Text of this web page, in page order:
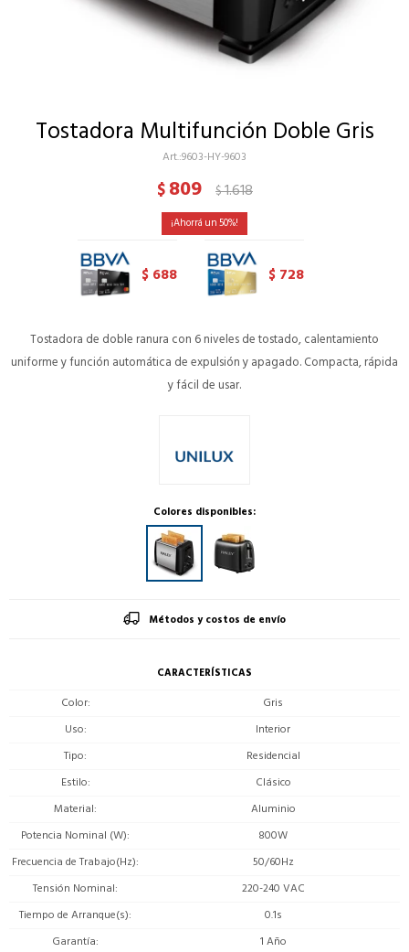
Tostadora Multifunción Doble Gris
9603-HY-9603
$809 $1.618
50
$ 688 $ 728
Tostadora de doble ranura con 6 niveles de tostado, calentamiento
uniforme y función automática de expulsión y apagado. Compacta, rápida
y fácil de usar.
Colores disponibles:
Métodos y costos de envío
CARACTERÍSTICAS
Color
Gris
Uso
Interior
Tipo
Residencial
Estilo
Clásico
Material
Aluminio
Potencia Nominal (W)
800W
Frecuencia de Trabajo(Hz)
50/60Hz
Tensión Nominal
220-240 VAC
Tiempo de Arranque(s)
0.1s
Garantía
1 Año